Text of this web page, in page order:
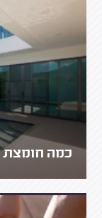
כמה חומצת